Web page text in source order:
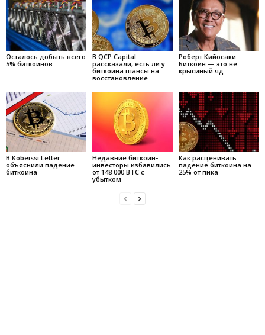
Осталось добыть всего
5% биткоинов
В QCP Capital
рассказали, есть ли у
биткоина шансы на
восстановление
Роберт Кийосаки:
Биткоин — это не
крысиный яд
В Kobeissi Letter
объяснили падение
биткоина
Недавние биткоин-
инвесторы избавились
от 148 000 BTC с
убытком
Как расценивать
падение биткоина на
25% от пика